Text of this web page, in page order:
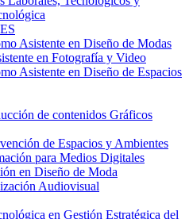
Asistente en Diseño de Modas
en Fotografía y Video
Asistente en Diseño de Espacios
de contenidos Gráficos
de Espacios y Ambientes
para Medios Digitales
en Diseño de Moda
Audiovisual
en Gestión Estratégica del